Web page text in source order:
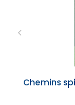
Chemins